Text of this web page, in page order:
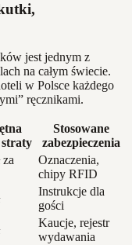
jest jednym z
na całym świecie.
w Polsce każdego
ręcznikami.
Stosowane
zabezpieczenia
za
Oznaczenia,
chipy RFID
Instrukcje dla
gości
Kaucje, rejestr
wydawania